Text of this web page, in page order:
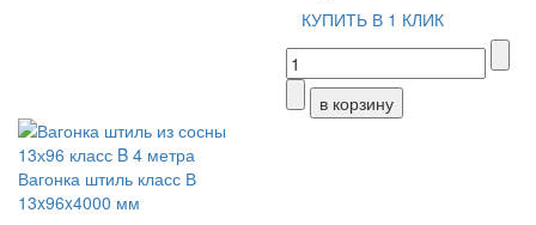
КУПИТЬ В 1 КЛИК
Вагонка штиль класс В
13x96x4000 мм